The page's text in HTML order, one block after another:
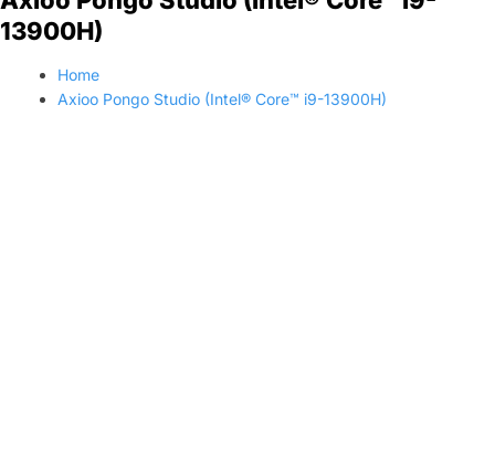
13900H)
Home
Axioo Pongo Studio (Intel® Core™ i9-13900H)